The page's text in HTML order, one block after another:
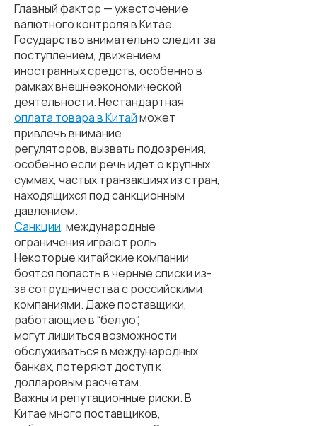
Главный фактор — ужесточение
валютного контроля в Китае.
Государство внимательно следит за
поступлением, движением
иностранных средств, особенно в
рамках внешнеэкономической
деятельности. Нестандартная
оплата товара в Китайможет
привлечь внимание
регуляторов, вызвать подозрения,
особенно если речь идет о крупных
суммах, частых транзакциях из стран,
находящихся под санкционным
давлением.
Санкции, международные
ограничения играют роль.
Некоторые китайские компании
боятся попасть в черные списки из-
за сотрудничества с российскими
компаниями. Даже поставщики,
работающие в “белую”,
могут лишиться возможности
обслуживаться в международных
банках, потеряют доступ к
долларовым расчетам.
Важны и репутационные риски. В
Китае много поставщиков,